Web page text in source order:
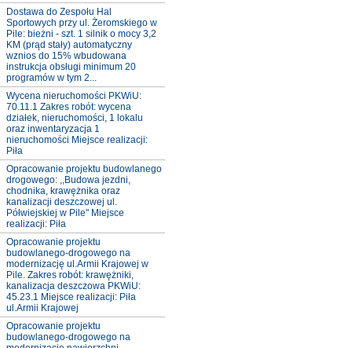
Dostawa do Zespołu Hal
Sportowych przy ul. Żeromskiego w
Pile: bieżni - szt. 1 silnik o mocy 3,2
KM (prąd stały) automatyczny
wznios do 15% wbudowana
instrukcja obsługi minimum 20
programów w tym 2...
Wycena nieruchomości PKWiU:
70.11.1 Zakres robót: wycena
działek, nieruchomości, 1 lokalu
oraz inwentaryzacja 1
nieruchomości Miejsce realizacji:
Piła
Opracowanie projektu budowlanego
drogowego: ,,Budowa jezdni,
chodnika, krawężnika oraz
kanalizacji deszczowej ul.
Półwiejskiej w Pile" Miejsce
realizacji: Piła
Opracowanie projektu
budowlanego-drogowego na
modernizację ul.Armii Krajowej w
Pile. Zakres robót: krawężniki,
kanalizacja deszczowa PKWiU:
45.23.1 Miejsce realizacji: Piła
ul.Armii Krajowej
Opracowanie projektu
budowlanego-drogowego na